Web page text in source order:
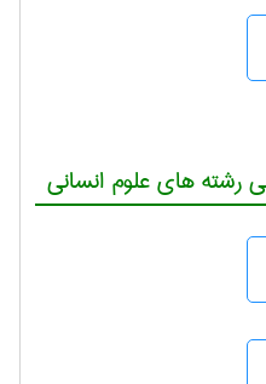
های علوم انسانی